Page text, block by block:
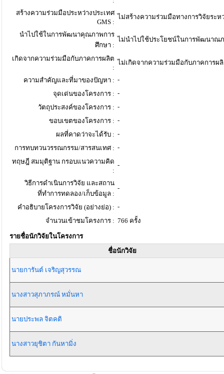
สร้างความร่วมมือประหว่างประเทศ
GMS :
ไม่สร้างความร่วมมือทางการวิจัยระห
นำไปใช้ในการพัฒนาคุณภาพการ
ศึกษา :
ไม่นำไปใช้ประโยชน์ในการพัฒนาณ
เกิดจากความร่วมมือกับภาคการผลิต
:
ไม่เกิดจากความร่วมมือกับภาคการผ
ความสำคัญและที่มาของปัญหา : -
จุดเด่นของโครงการ : -
วัตถุประสงค์ของโครงการ : -
ขอบเขตของโครงการ : -
ผลที่คาดว่าจะได้รับ : -
การทบทวนวรรณกรรม/สารสนเทศ : -
ทฤษฎี สมมุติฐาน กรอบแนวความคิด
:
-
วิธีการดำเนินการวิจัย และสถาน
ที่ทำการทดลอง/เก็บข้อมูล :
-
คำอธิบายโครงการวิจัย (อย่างย่อ) : -
จำนวนเข้าชมโครงการ : 766 ครั้ง
รายชื่อนักวิจัยในโครงการ
ชื่อนักวิจัย
นายการันต์ เจริญสุวรรณ
นางสาวสุภาภรณ์ หมั่นหา
นายประพล จิตคติ
นางสาวยุชิตา กันหามิ่ง